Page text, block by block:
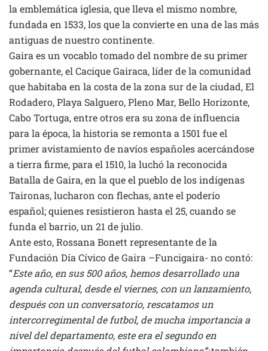
la emblemática iglesia, que lleva el mismo nombre,
fundada en 1533, los que la convierte en una de las más
antiguas de nuestro continente.
Gaira es un vocablo tomado del nombre de su primer
gobernante, el Cacique Gairaca, líder de la comunidad
que habitaba en la costa de la zona sur de la ciudad, El
Rodadero, Playa Salguero, Pleno Mar, Bello Horizonte,
Cabo Tortuga, entre otros era su zona de influencia
para la época, la historia se remonta a 1501 fue el
primer avistamiento de navíos españoles acercándose
a tierra firme, para el 1510, la luchó la reconocida
Batalla de Gaira, en la que el pueblo de los indígenas
Taironas, lucharon con flechas, ante el poderío
español; quienes resistieron hasta el 25, cuando se
funda el barrio, un 21 de julio.
Ante esto, Rossana Bonett representante de la
Fundación Día Cívico de Gaira –Funcigaira- no contó:
“Este año, en sus 500 años, hemos desarrollado una
agenda cultural, desde el viernes, con un lanzamiento,
después con un conversatorio, rescatamos un
intercorregimental de futbol, de mucha importancia a
nivel del departamento, este era el segundo en